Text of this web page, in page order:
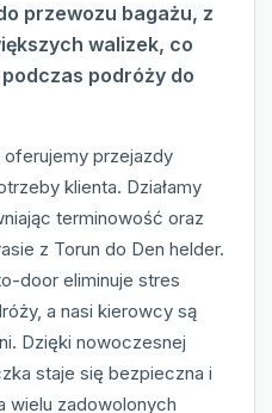
przewozu bagażu, z
walizek, co
podróży do
przejazdy
klienta. Działamy
terminowość oraz
z Torun do Den helder.
door eliminuje stres
a nasi kierowcy są
Dzięki nowoczesnej
staje się bezpieczna i
wielu zadowolonych